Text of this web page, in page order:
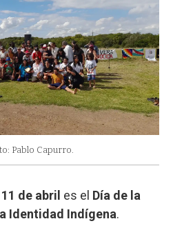
Pablo Capurro.
11 de abril es el Día de la
Identidad Indígena.